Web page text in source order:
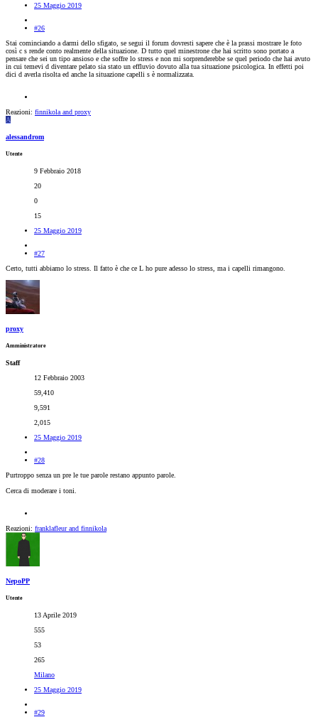
25 Maggio 2019
#26
Stai cominciando a darmi dello sfigato, se segui il forum dovresti sapere che è la prassi mostrare le foto
così c s rende conto realmente della situazione. D tutto quel minestrone che hai scritto sono portato a
pensare che sei un tipo ansioso e che soffre lo stress e non mi sorprenderebbe se quel periodo che hai avuto
in cui temevi d diventare pelato sia stato un effluvio dovuto alla tua situazione psicologica. In effetti poi
dici d averla risolta ed anche la situazione capelli s è normalizzata.
Reazioni: finnikola and proxy
A
alessandrom
Utente
9 Febbraio 2018
20
0
15
25 Maggio 2019
#27
Certo, tutti abbiamo lo stress. Il fatto è che ce L ho pure adesso lo stress, ma i capelli rimangono.
proxy
Amministratore
Staff
12 Febbraio 2003
59,410
9,591
2,015
25 Maggio 2019
#28
Purtroppo senza un pre le tue parole restano appunto parole.
Cerca di moderare i toni.
Reazioni: franklafleurand finnikola
NepoPP
Utente
13 Aprile 2019
555
53
265
Milano
25 Maggio 2019
#29